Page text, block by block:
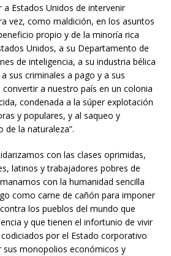
a Estados Unidos de intervenir
vez, como maldición, en los asuntos
propio y de la minoría rica
Unidos, a su Departamento de
de inteligencia, a su industria bélica
sus criminales a pago y a sus
a nuestro país en un colonia
condenada a la súper explotación
y populares, y al saqueo y
de la naturaleza”.
con las clases oprimidas,
latinos y trabajadores pobres de
con la humanidad sencilla
como carne de cañón para imponer
los pueblos del mundo que
y que tienen el infortunio de vivir
por el Estado corporativo
sus monopolios económicos y